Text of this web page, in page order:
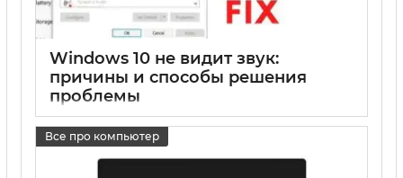
Windows 10 не видит звук:
причины и способы решения
проблемы
Все про компьютер